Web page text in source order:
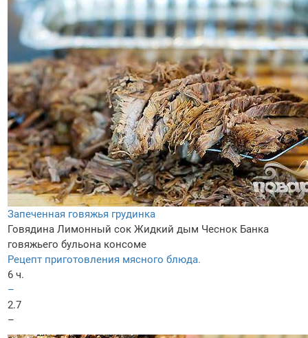
Запеченная говяжья грудинка
Говядина Лимонный сок Жидкий дым Чеснок Банка
говяжьего бульона консоме
Рецепт приготовления мясного блюда.
6 ч.
–
2.7
–